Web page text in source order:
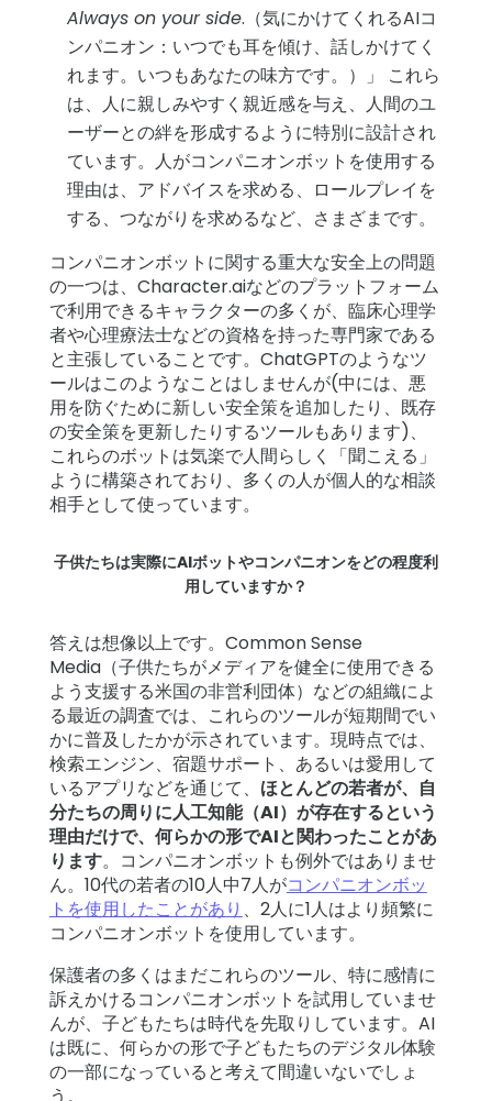
Always on your side.（気にかけてくれるAIコ
ンパニオン：いつでも耳を傾け、話しかけてく
れます。いつもあなたの味方です。）」 これら
は、人に親しみやすく親近感を与え、人間のユ
ーザーとの絆を形成するように特別に設計され
ています。人がコンパニオンボットを使用する
理由は、アドバイスを求める、ロールプレイを
する、つながりを求めるなど、さまざまです。
コンパニオンボットに関する重大な安全上の問題
の一つは、Character.aiなどのプラットフォーム
で利用できるキャラクターの多くが、臨床心理学
者や心理療法士などの資格を持った専門家である
と主張していることです。ChatGPTのようなツ
ールはこのようなことはしませんが(中には、悪
用を防ぐために新しい安全策を追加したり、既存
の安全策を更新したりするツールもあります)、
これらのボットは気楽で人間らしく「聞こえる」
ように構築されており、多くの人が個人的な相談
相手として使っています。
子供たちは実際にAIボットやコンパニオンをどの程度利
用していますか？
答えは想像以上です。Common Sense
Media（子供たちがメディアを健全に使用できる
よう支援する米国の非営利団体）などの組織によ
る最近の調査では、これらのツールが短期間でい
かに普及したかが示されています。現時点では、
検索エンジン、宿題サポート、あるいは愛用して
いるアプリなどを通じて、 ほとんどの若者が、自
分たちの周りに人工知能（AI）が存在するという
理由だけで、何らかの形でAIと関わったことがあ
ります。コンパニオンボットも例外ではありませ
ん。10代の若者の10人中7人がコンパニオンボッ
トを使用したことがあり 、2人に1人はより頻繁に
コンパニオンボットを使用しています。
保護者の多くはまだこれらのツール、特に感情に
訴えかけるコンパニオンボットを試用していませ
んが、子どもたちは時代を先取りしています。AI
は既に、何らかの形で子どもたちのデジタル体験
の一部になっていると考えて間違いないでしょ